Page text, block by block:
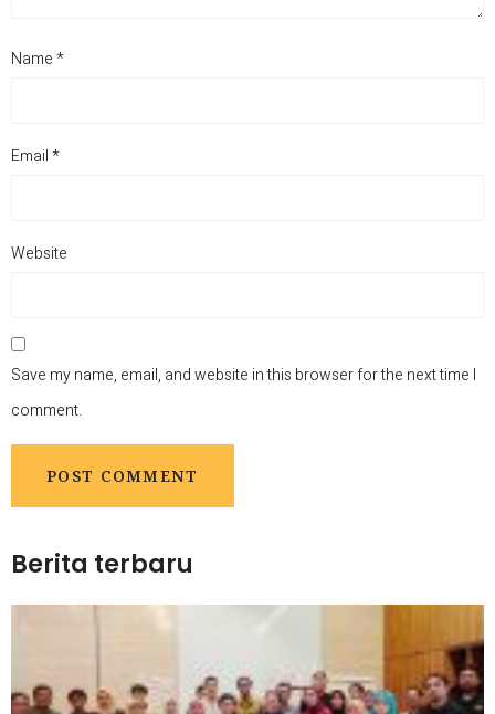
Name*
Email*
Website
Save my name, email, and website in this browser for the next time I
comment.
Berita terbaru